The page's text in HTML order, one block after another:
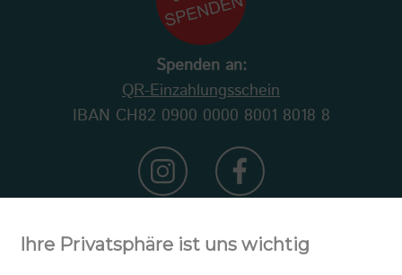
Spenden an:
QR-Einzahlungsschein
IBAN CH82 0900 0000 8001 8018 8
Ihre Privatsphäre ist uns wichtig